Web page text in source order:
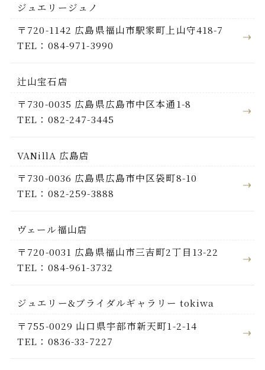
ジュエリージュノ
〒720-1142 広島県福山市駅家町上山守418-7
TEL：084-971-3990
辻山宝石店
〒730-0035 広島県広島市中区本通1-8
TEL：082-247-3445
VANillA 広島店
〒730-0036 広島県広島市中区袋町8-10
TEL：082-259-3888
ヴェール福山店
〒720-0031 広島県福山市三吉町2丁目13-22
TEL：084-961-3732
ジュエリー&ブライダルギャラリー tokiwa
〒755-0029 山口県宇部市新天町1-2-14
TEL：0836-33-7227